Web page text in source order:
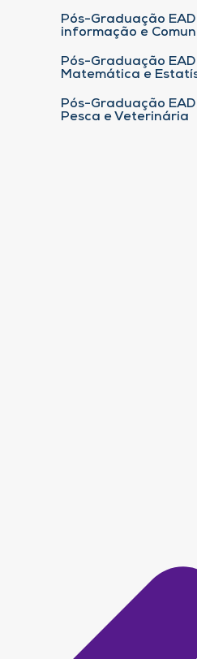
Pós-Graduação
informação e
Pós-Graduação
Matemática e
Pós-Graduação
Pesca e Veterinária